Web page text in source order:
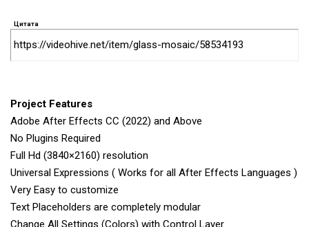
Цитата
https://videohive.net/item/glass-mosaic/58534193
Project Features
Adobe After Effects CC (2022) and Above
No Plugins Required
Full Hd (3840×2160) resolution
Universal Expressions ( Works for all After Effects Languages )
Very Easy to customize
Text Placeholders are completely modular
Change All Settings (Colors) with Control Layer